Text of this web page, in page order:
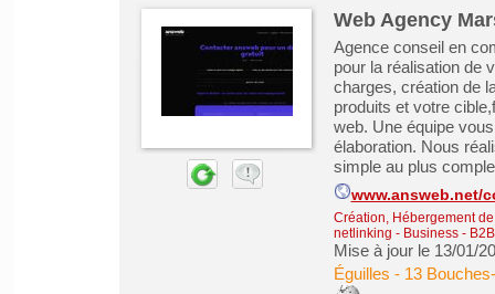
Web Agency
Agence conseil en
pour la réalisation de
charges, création de
produits et votre
web. Une équipe
élaboration. Nous
simple au plus
www.answeb.net/
Création, Hébergement
netlinking - Business -
Mise à jour le 13/01/
Éguilles - 13